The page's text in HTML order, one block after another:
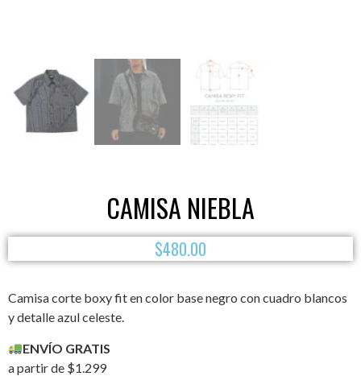
CAMISA NIEBLA
$480.00
Camisa corte boxy fit en color base negro con cuadro blancos
y detalle azul celeste.
ENVÍO GRATIS
a partir de $1.299